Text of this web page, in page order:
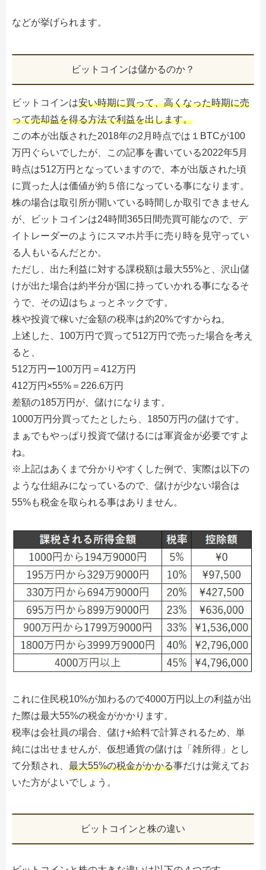
などが挙げられます。
ビットコインは儲かるのか？
ビットコインは安い時期に買って、高くなった時期に売
って売却益を得る方法で利益を出します。
この本が出版された2018年の2月時点では１BTCが100
万円ぐらいでしたが、この記事を書いている2022年5月
時点は512万円となっていますので、本が出版された頃
に買った人は価値が約５倍になっている事になります。
株の場合は取引所が開いている時間しか取引できません
が、ビットコインは24時間365日間売買可能なので、デ
イトレーダーのようにスマホ片手に売り時を見守ってい
る人もいるんだとか。
ただし、出た利益に対する課税額は最大55%と、沢山儲
けが出た場合は約半分が国に持っていかれる事になるそ
うで、その辺はちょっとネックです。
株や投資で稼いだ金額の税率は約20%ですからね。
上述した、100万円で買って512万円で売った場合を考え
ると、
512万円ー100万円＝412万円
412万円×55%＝226.6万円
差額の185万円が、儲けになります。
1000万円分買ってたとしたら、1850万円の儲けです。
まぁでもやっぱり投資で儲けるには軍資金が必要ですよ
ね。
※上記はあくまで分かりやすくした例で、実際は以下の
ような仕組みになっているので、儲けが少ない場合は
55%も税金を取られる事はありません。
これに住民税10%が加わるので4000万円以上の利益が出
た際は最大55%の税金がかかります。
税率は会社員の場合、儲け+給料で計算されるため、単
純には出せませんが、仮想通貨の儲けは「雑所得」とし
て分類され、 最大55%の税金がかかる事だけは覚えてお
いた方がよいでしょう。
ビットコインと株の違い